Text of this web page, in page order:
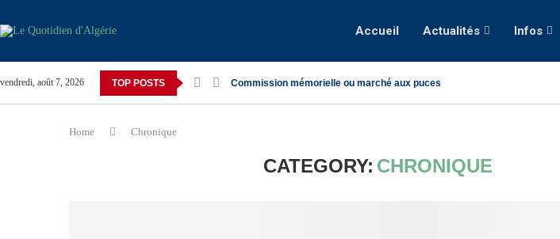
Accueil Actualités Infos
vendredi, août 7, 2026 TOP POSTS Commission mémorielle ou marché aux puces
Home Chronique
CATEGORY: CHRONIQUE